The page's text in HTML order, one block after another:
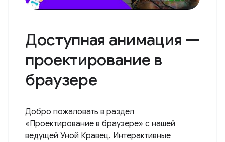
Доступная анимация —
проектирование в
браузере
Добро пожаловать в раздел
«Проектирование в браузере» с нашей
ведущей Уной Кравец. Интерактивные